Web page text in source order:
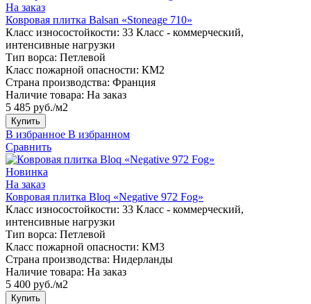
На заказ
Ковровая плитка Balsan «Stoneage 710»
Класс износостойкости: 33 Класс - коммерческий,
интенсивные нагрузки
Тип ворса: Петлевой
Класс пожарной опасности: КМ2
Страна производства: Франция
Наличие товара: На заказ
5 485 руб./м2
Купить
В избранное В избранном
Сравнить
Новинка
На заказ
Ковровая плитка Bloq «Negative 972 Fog»
Класс износостойкости: 33 Класс - коммерческий,
интенсивные нагрузки
Тип ворса: Петлевой
Класс пожарной опасности: КМ3
Страна производства: Нидерланды
Наличие товара: На заказ
5 400 руб./м2
Купить